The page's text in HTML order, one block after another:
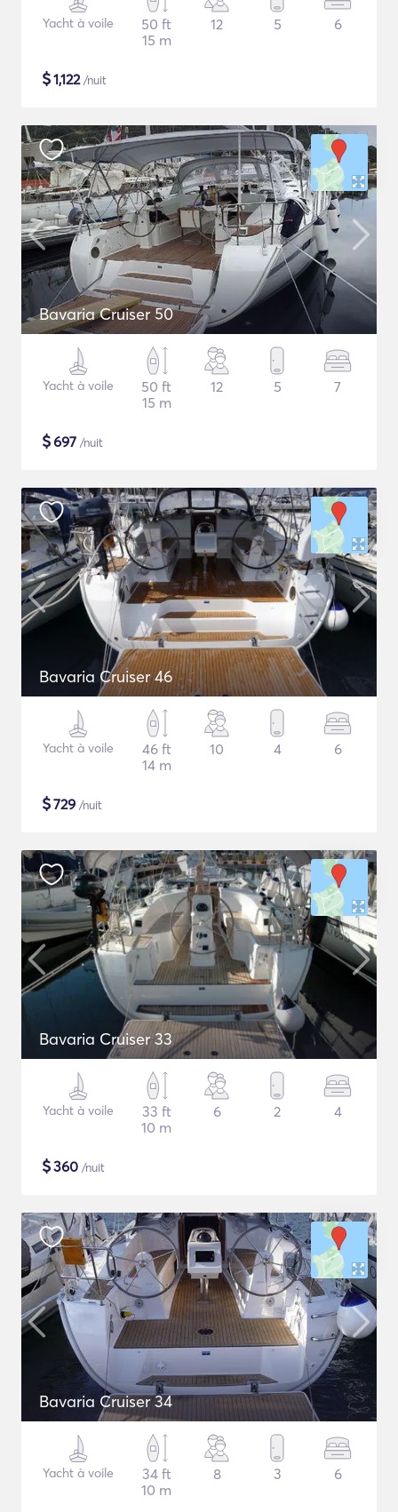
Yacht à voile
50 ft
15 m
12 5 6
$1,122/nuit
Bavaria Cruiser 50
Yacht à voile
50 ft
15 m
12 5 7
$697 /nuit
Bavaria Cruiser 46
Yacht à voile
46 ft
14 m
10 4 6
$729 /nuit
Bavaria Cruiser 33
Yacht à voile
33 ft
10 m
6 2 4
$360 /nuit
Bavaria Cruiser 34
Yacht à voile
34 ft
10 m
8 3 6